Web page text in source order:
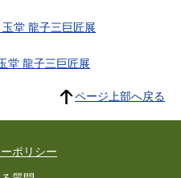
玉堂 龍子三巨匠展
堂 龍子三巨匠展
ページ上部へ戻る
ポリシー